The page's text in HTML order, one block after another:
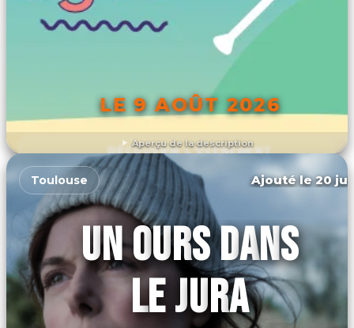
Aperçu de la description
LE 9 AOÛT 2026
DÉCOUVRIR L'ÉVÉNEMENT
Toulouse Ajouté le 20
UN OURS DANS
LE JURA